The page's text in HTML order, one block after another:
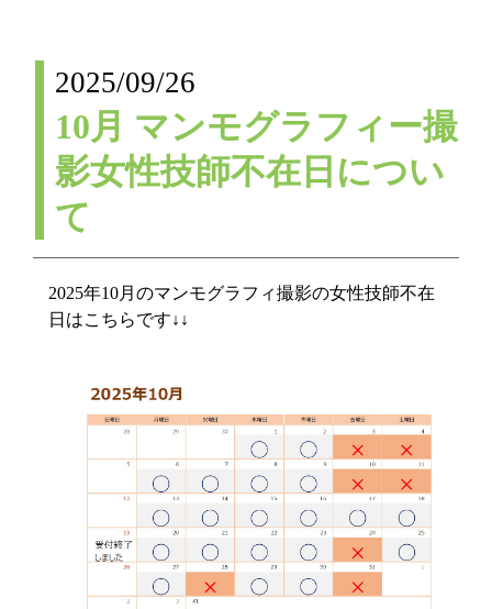
2025/09/26
10月 マンモグラフィー撮
影女性技師不在日につい
て
2025年10月のマンモグラフィ撮影の女性技師不在
日はこちらです↓↓